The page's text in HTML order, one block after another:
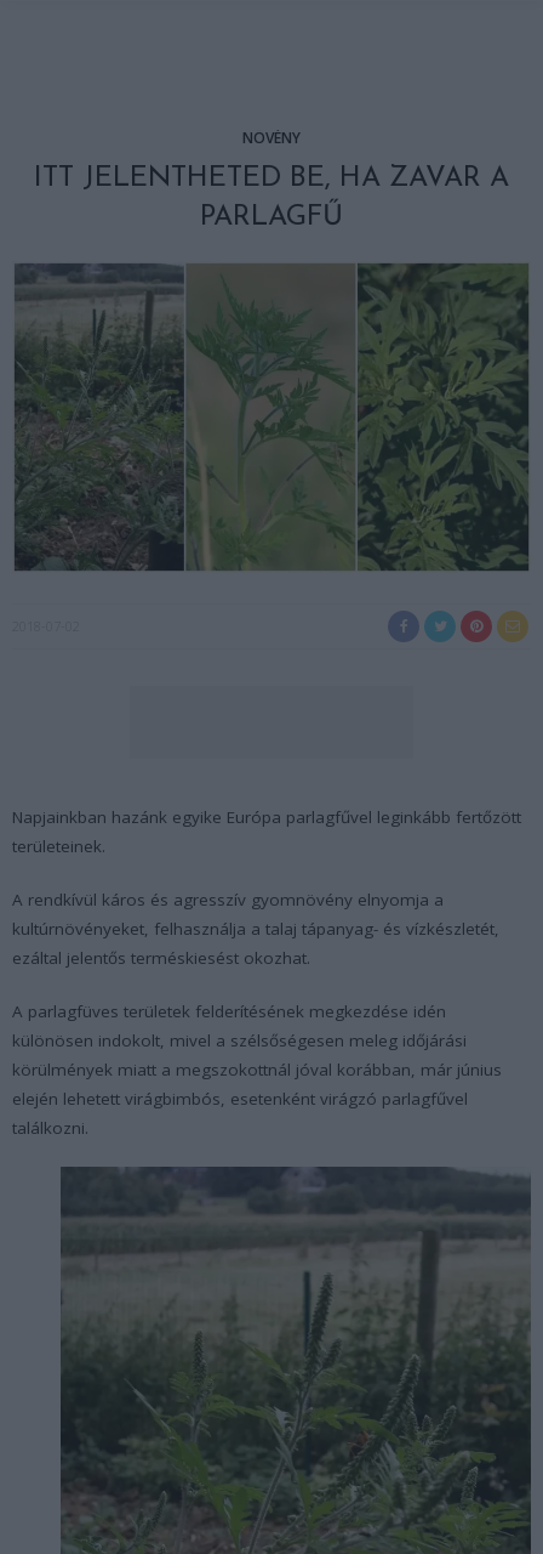
NÖVÉNY
ITT JELENTHETED BE, HA ZAVAR A
PARLAGFŰ
Napjainkban hazánk egyike Európa parlagfűvel leginkább fertőzött
területeinek.
A rendkívül káros és agresszív gyomnövény elnyomja a
kultúrnövényeket, felhasználja a talaj tápanyag- és vízkészletét,
ezáltal jelentős terméskiesést okozhat.
A parlagfüves területek felderítésének megkezdése idén
különösen indokolt, mivel a szélsőségesen meleg időjárási
körülmények miatt a megszokottnál jóval korábban, már június
elején lehetett virágbimbós, esetenként virágzó parlagfűvel
találkozni.